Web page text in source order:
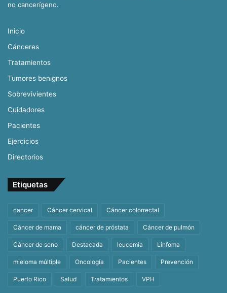
no cancerígeno.
Inicio
Cánceres
Tratamientos
Tumores benignos
Sobrevivientes
Cuidadores
Pacientes
Ejercicios
Directorios
Etiquetas
cancer Cáncer cervical Cáncer colorrectal
Cáncer de mama cáncer de próstata Cáncer de pulmón
Cáncer de seno Destacada leucemia Linfoma
mieloma múltiple Oncología Pacientes Prevención
Puerto Rico Salud Tratamientos VPH